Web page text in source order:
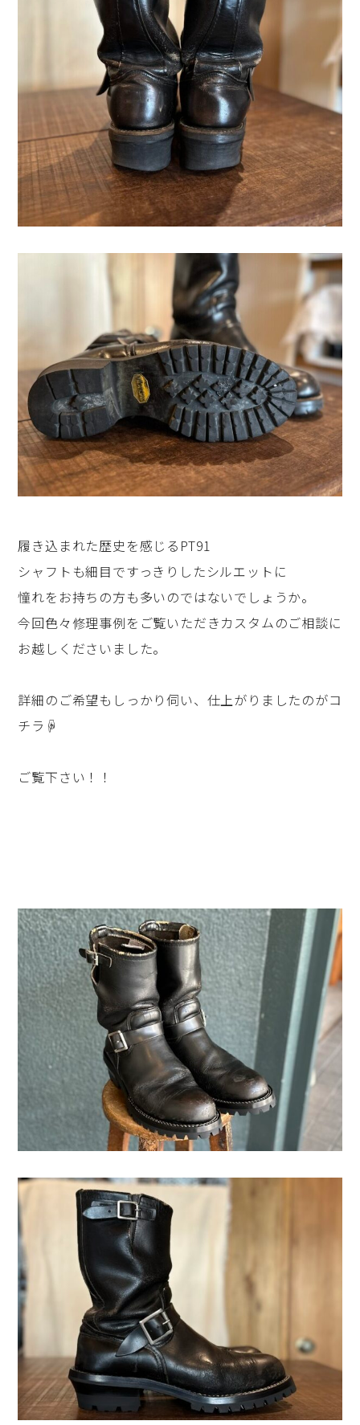
履き込まれた歴史を感じるPT91
シャフトも細目ですっきりしたシルエットに
憧れをお持ちの方も多いのではないでしょうか。
今回色々修理事例をご覧いただきカスタムのご相談に
お越しくださいました。
詳細のご希望もしっかり伺い、仕上がりましたのがコ
チラ☟
ご覧下さい！！